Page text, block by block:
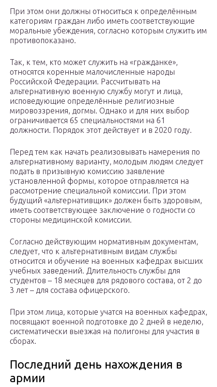
При этом они должны относиться к определённым
категориям граждан либо иметь соответствующие
моральные убеждения, согласно которым служить им
противопоказано.
Так, к тем, кто может служить на «гражданке»,
относятся коренные малочисленные народы
Российской Федерации. Рассчитывать на
альтернативную военную службу могут и лица,
исповедующие определённые религиозные
мировоззрения, догмы. Однако и для них выбор
ограничивается 65 специальностями на 61
должности. Порядок этот действует и в 2020 году.
Перед тем как начать реализовывать намерения по
альтернативному варианту, молодым людям следует
подать в призывную комиссию заявление
установленной формы, которое отправляется на
рассмотрение специальной комиссии. При этом
будущий «альтернативщик» должен быть здоровым,
иметь соответствующее заключение о годности со
стороны медицинской комиссии.
Согласно действующим нормативным документам,
следует, что к альтернативным видам службы
относится и обучение на военных кафедрах высших
учебных заведений. Длительность службы для
студентов – 18 месяцев для рядового состава, от 2 до
3 лет – для состава офицерского.
При этом лица, которые учатся на военных кафедрах,
посвящают военной подготовке до 2 дней в неделю,
систематически выезжая на полигоны для участия в
сборах.
Последний день нахождения в
армии